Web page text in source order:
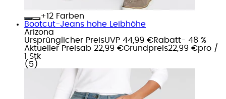
+
Farben
Bootcut-Jeans hohe Leibhöhe
Arizona
Ursprünglicher PreisUVP 44,99 €Rabatt- 48 %
Aktueller Preisab 22,99 €Grundpreis22,99 €pro /
1 Stk
( 5 )